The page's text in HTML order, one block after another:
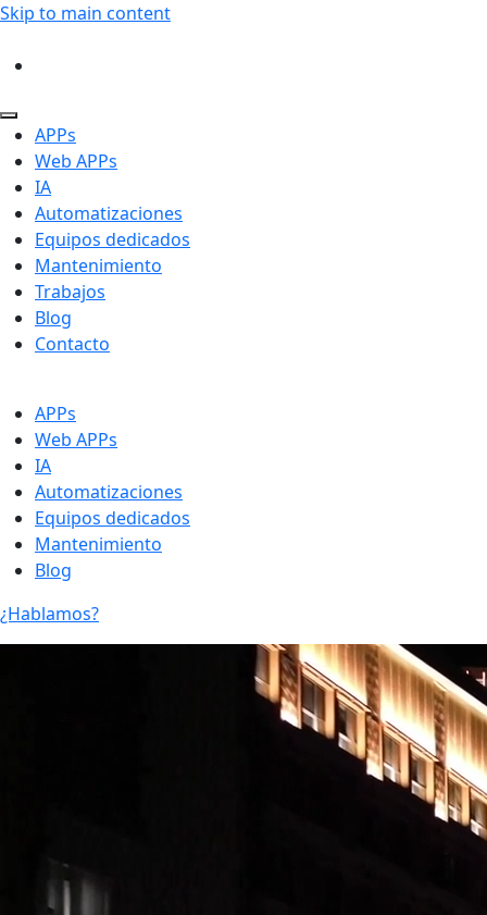
Skip to main content
APPs
Web APPs
IA
Automatizaciones
Equipos dedicados
Mantenimiento
Trabajos
Blog
Contacto
APPs
Web APPs
IA
Automatizaciones
Equipos dedicados
Mantenimiento
Blog
¿Hablamos?